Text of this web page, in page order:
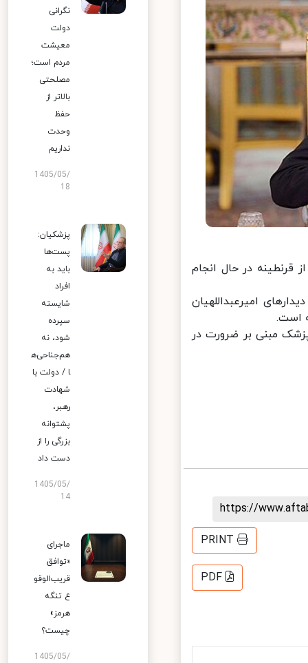
در حال انجام
امیرعبداللهیان
است.
مبنی بر ضرورت در
https://
PRINT
PDF
نگرانی
دولت
معیشت
مردم است؛
مصلحتی
بالاتر از
حفظ
وحدت
نداریم
1405/05/
18
پزشکیان:
پست‌ها
باید به
افراد
شایسته
سپرده
شود، نه
هم‌جناحی‌ه
ا / دولت با
شهادت
رهبر،
پشتوانه
بزرگی را از
دست داد
1405/05/
14
ماجرای
«توافق
قریب‌الوقو
ع تنگه
هرمز»
چیست؟
1405/05/